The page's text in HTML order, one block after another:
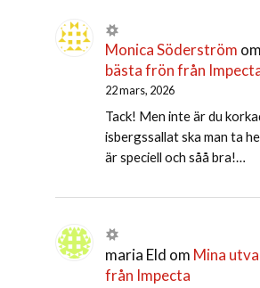
Monica Söderström om
bästa frön från
22 mars, 2026
Tack! Men inte är du
isbergssallat ska man ta
är speciell och såå bra!…
maria Eld om Mina
från Impecta